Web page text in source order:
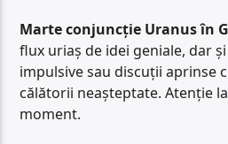
Marte conjuncție Uranus în
flux uriaș de idei geniale, dar
impulsive sau discuții aprinse
călătorii neașteptate. Atenție
moment.